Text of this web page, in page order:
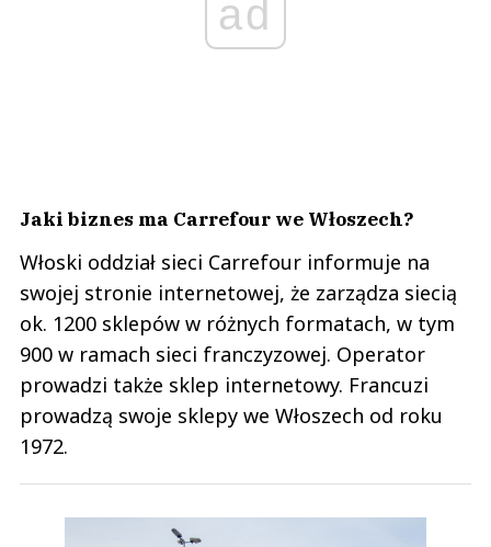
ad
Jaki biznes ma Carrefour we Włoszech?
Włoski oddział sieci Carrefour informuje na
swojej stronie internetowej, że zarządza siecią
ok. 1200 sklepów w różnych formatach, w tym
900 w ramach sieci franczyzowej. Operator
prowadzi także sklep internetowy. Francuzi
prowadzą swoje sklepy we Włoszech od roku
1972.